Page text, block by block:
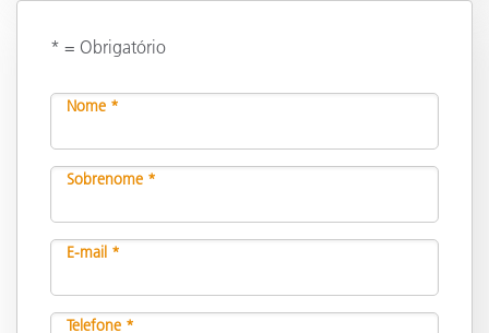
* = Obrigatório
Nome *
Sobrenome *
E-mail *
Telefone *